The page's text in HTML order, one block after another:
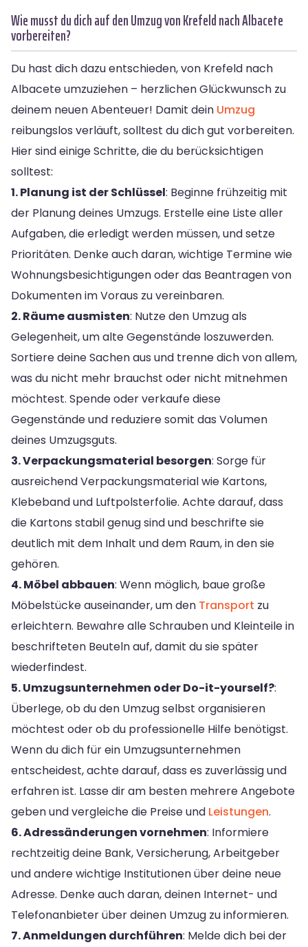
Wie musst du dich auf den Umzug von Krefeld nach Albacete
vorbereiten?
Du hast dich dazu entschieden, von Krefeld nach
Albacete umzuziehen – herzlichen Glückwunsch zu
deinem neuen Abenteuer! Damit dein Umzug
reibungslos verläuft, solltest du dich gut vorbereiten.
Hier sind einige Schritte, die du berücksichtigen
solltest:
1. Planung ist der Schlüssel: Beginne frühzeitig mit
der Planung deines Umzugs. Erstelle eine Liste aller
Aufgaben, die erledigt werden müssen, und setze
Prioritäten. Denke auch daran, wichtige Termine wie
Wohnungsbesichtigungen oder das Beantragen von
Dokumenten im Voraus zu vereinbaren.
2. Räume ausmisten: Nutze den Umzug als
Gelegenheit, um alte Gegenstände loszuwerden.
Sortiere deine Sachen aus und trenne dich von allem,
was du nicht mehr brauchst oder nicht mitnehmen
möchtest. Spende oder verkaufe diese
Gegenstände und reduziere somit das Volumen
deines Umzugsguts.
3. Verpackungsmaterial besorgen: Sorge für
ausreichend Verpackungsmaterial wie Kartons,
Klebeband und Luftpolsterfolie. Achte darauf, dass
die Kartons stabil genug sind und beschrifte sie
deutlich mit dem Inhalt und dem Raum, in den sie
gehören.
4. Möbel abbauen: Wenn möglich, baue große
Möbelstücke auseinander, um den Transport zu
erleichtern. Bewahre alle Schrauben und Kleinteile in
beschrifteten Beuteln auf, damit du sie später
wiederfindest.
5. Umzugsunternehmen oder Do-it-yourself?:
Überlege, ob du den Umzug selbst organisieren
möchtest oder ob du professionelle Hilfe benötigst.
Wenn du dich für ein Umzugsunternehmen
entscheidest, achte darauf, dass es zuverlässig und
erfahren ist. Lasse dir am besten mehrere Angebote
geben und vergleiche die Preise und Leistungen.
6. Adressänderungen vornehmen: Informiere
rechtzeitig deine Bank, Versicherung, Arbeitgeber
und andere wichtige Institutionen über deine neue
Adresse. Denke auch daran, deinen Internet- und
Telefonanbieter über deinen Umzug zu informieren.
7. Anmeldungen durchführen: Melde dich bei der